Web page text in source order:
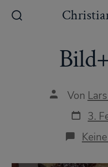
Inhalt
Autor
Beitrags
Von
Datum
des
Beitrags
3.